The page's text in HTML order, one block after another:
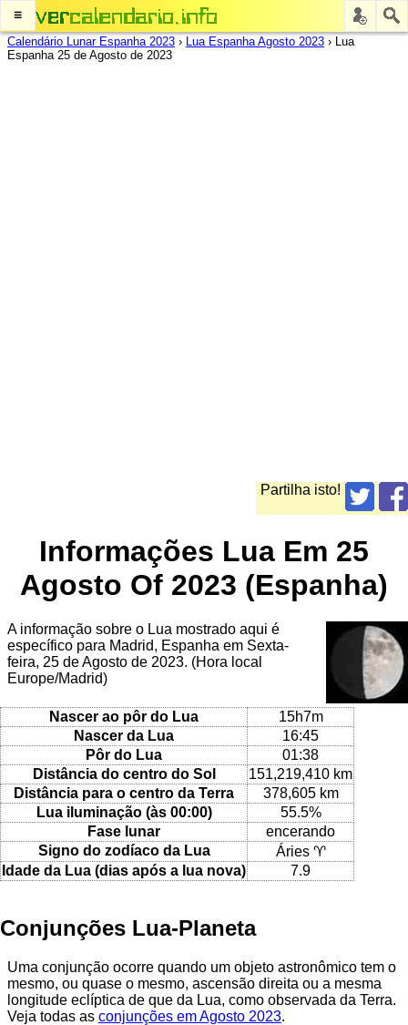
≡
Calendário Lunar Espanha 2023 › Lua Espanha Agosto 2023 › Lua
Espanha 25 de Agosto de 2023
Partilha isto!
Informações Lua Em 25
Agosto Of 2023 (Espanha)
A informação sobre o Lua mostrado aqui é
específico para Madrid, Espanha em Sexta-
feira, 25 de Agosto de 2023. (Hora local
Europe/Madrid)
Nascer ao pôr do Lua
15h7m
Nascer da Lua
16:45
Pôr do Lua
01:38
Distância do centro do Sol
151,219,410 km
Distância para o centro da Terra
378,605 km
Lua iluminação (às 00:00)
55.5%
Fase lunar
encerando
Signo do zodíaco da Lua
Áries ♈
Idade da Lua (dias após a lua nova)
7.9
Conjunções Lua-Planeta
Uma conjunção ocorre quando um objeto astronômico tem o
mesmo, ou quase o mesmo, ascensão direita ou a mesma
longitude eclíptica de que da Lua, como observada da Terra.
Veja todas as conjunções em Agosto 2023.